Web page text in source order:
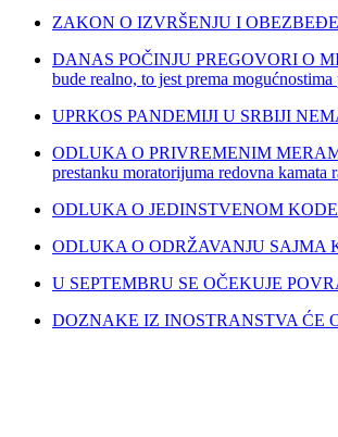
ZAKON O IZVRŠENJU I
DANAS POČINJU PREGOVORI O
bude realno, to jest prema mogućnostima
UPRKOS PANDEMIJI U SRBIJI
ODLUKA O PRIVREMENIM
prestanku moratorijuma redovna
ODLUKA O JEDINSTVENOM
ODLUKA O ODRŽAVANJU SAJMA
U SEPTEMBRU SE OČEKUJE
DOZNAKE IZ INOSTRANSTVA ĆE